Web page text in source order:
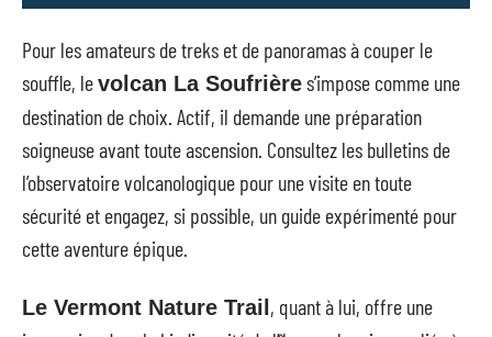
Pour les amateurs de treks et de panoramas à couper le
souffle, levolcan La Soufrières’impose comme une
destination de choix. Actif, il demande une préparation
soigneuse avant toute ascension. Consultez les bulletins de
l’observatoire volcanologique pour une visite en toute
sécurité et engagez, si possible, un guide expérimenté pour
cette aventure épique.
Le Vermont Nature Trail , quant à lui, offre une